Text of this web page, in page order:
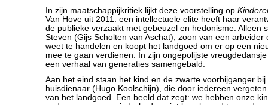
In zijn maatschappijkritiek lijkt deze voorstelling op
Van Hove uit 2011: een intellectuele elite heeft haar
de publieke verzaakt met gebeuzel en hedonisme. Alleen
Steven (Gijs Scholten van Aschat), zoon van een arbeider
weet te handelen en koopt het landgoed om er op een
mee te gaan verdienen. In zijn ongepolijste
een verhaal van generaties samengebald.
Aan het eind staan het kind en de zwarte voorbijganger
huisdienaar (Hugo Koolschijn), die door iedereen
van het landgoed. Een beeld dat zegt: we hebben onze